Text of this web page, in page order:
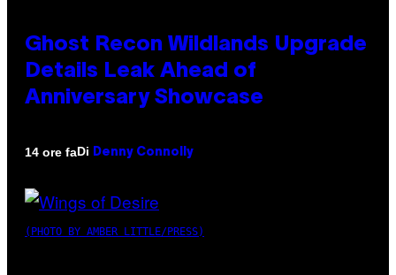
Ghost Recon Wildlands Upgrade
Details Leak Ahead of
Anniversary Showcase
14 ore faDi Denny Connolly
(PHOTO BY AMBER LITTLE/PRESS)